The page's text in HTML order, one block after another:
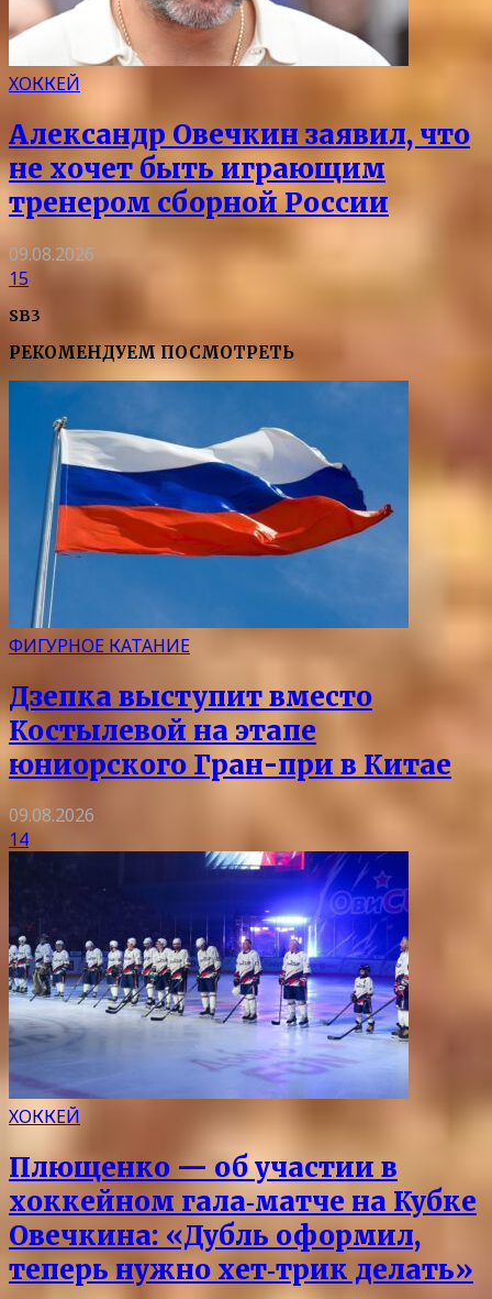
ХОККЕЙ
Александр Овечкин заявил, что
не хочет быть играющим
тренером сборной России
09.08.2026
15
SB3
РЕКОМЕНДУЕМ ПОСМОТРЕТЬ
ФИГУРНОЕ КАТАНИЕ
Дзепка выступит вместо
Костылевой на этапе
юниорского Гран-при в Китае
09.08.2026
14
ХОККЕЙ
Плющенко — об участии в
хоккейном гала‑матче на Кубке
Овечкина: «Дубль оформил,
теперь нужно хет‑трик делать»